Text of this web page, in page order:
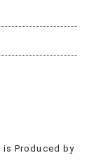
is Produced by